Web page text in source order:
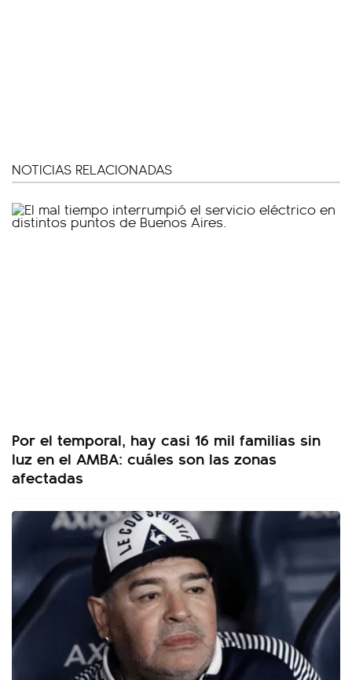
NOTICIAS RELACIONADAS
Por el temporal, hay casi 16 mil familias sin
luz en el AMBA: cuáles son las zonas
afectadas